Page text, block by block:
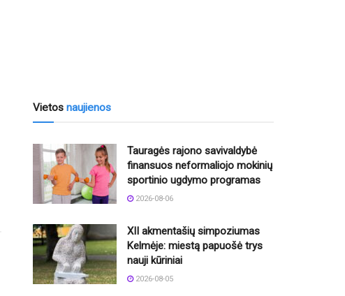
Vietos naujienos
Tauragės rajono savivaldybė
finansuos neformaliojo mokinių
sportinio ugdymo programas
2026-08-06
XII akmentašių simpoziumas
Kelmėje: miestą papuošė trys
nauji kūriniai
2026-08-05